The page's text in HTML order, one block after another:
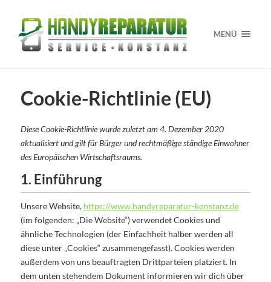
MENÜ
Cookie-Richtlinie (EU)
Diese Cookie-Richtlinie wurde zuletzt am 4. Dezember 2020
aktualisiert und gilt für Bürger und rechtmäßige ständige Einwohner
des Europäischen Wirtschaftsraums.
1. Einführung
Unsere Website, https://www.handyreparatur-konstanz.de
(im folgenden: „Die Website“) verwendet Cookies und
ähnliche Technologien (der Einfachheit halber werden all
diese unter „Cookies“ zusammengefasst). Cookies werden
außerdem von uns beauftragten Drittparteien platziert. In
dem unten stehendem Dokument informieren wir dich über